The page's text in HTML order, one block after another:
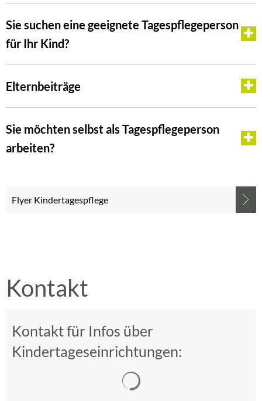
Sie suchen eine geeignete Tagespflegeperson
für Ihr Kind?
Elternbeiträge
Sie möchten selbst als Tagespflegeperson
arbeiten?
Flyer Kindertagespflege
Kontakt
Kontakt für Infos über
Kindertageseinrichtungen: